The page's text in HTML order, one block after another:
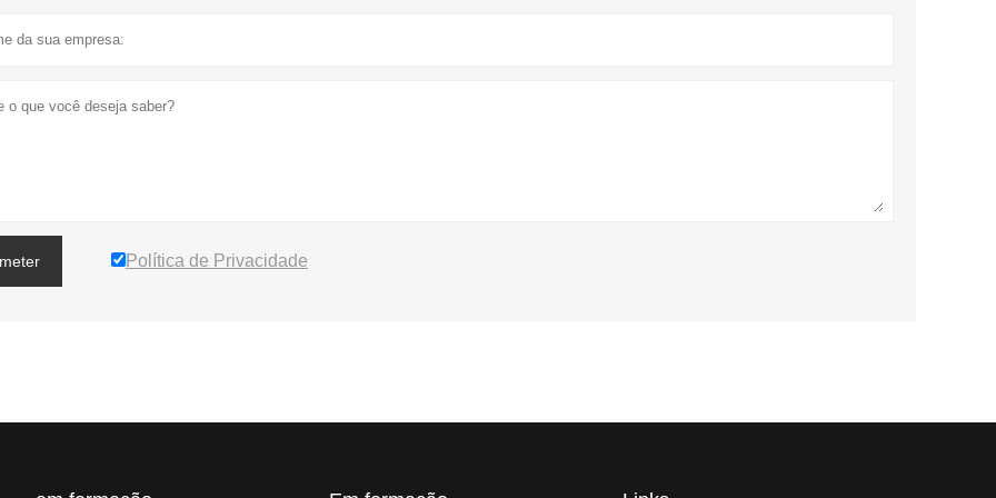
Política de Privacidade